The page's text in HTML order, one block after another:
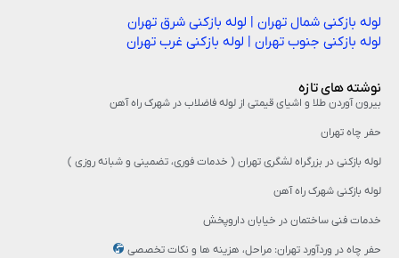
لوله بازکنی شمال تهران | لوله بازکنی شرق تهران
لوله بازکنی جنوب تهران | لوله بازکنی غرب تهران
نوشته های تازه
بیرون آوردن طلا و اشیای قیمتی از لوله فاضلاب در شهرک راه‌ آهن
حفر چاه تهران
لوله بازکنی در بزرگراه لشگری تهران ( خدمات فوری، تضمینی و شبانه روزی )
لوله بازکنی شهرک راه آهن
خدمات فنی ساختمان در خیابان داروپخش
حفر چاه در وردآورد تهران: مراحل، هزینه‌ ها و نکات تخصصی